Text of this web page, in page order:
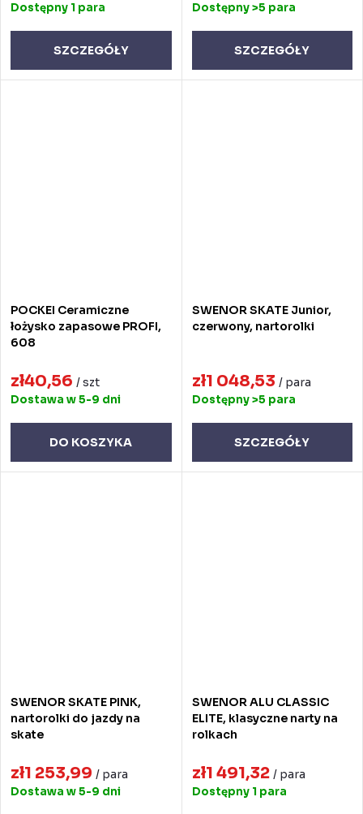
Dostępny 1 para
SZCZEGÓŁY
Dostępny>5 para
SZCZEGÓŁY
POCKEI Ceramiczne
łożysko zapasowe PROFI,
608
zł40,56 / szt
Dostawa w 5-9 dni
DO KOSZYKA
SWENOR SKATE Junior,
czerwony, nartorolki
zł1 048,53 / para
Dostępny>5 para
SZCZEGÓŁY
SWENOR SKATE PINK,
nartorolki do jazdy na
skate
zł1 253,99 / para
Dostawa w 5-9 dni
SWENOR ALU CLASSIC
ELITE, klasyczne narty na
rolkach
zł1 491,32 / para
Dostępny 1 para